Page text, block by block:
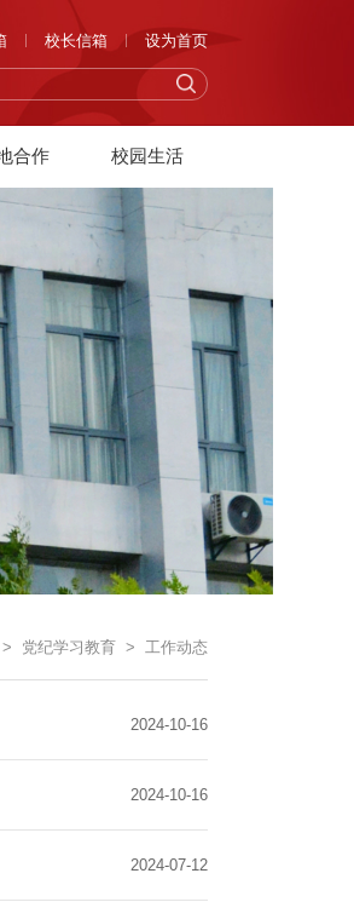
校长信箱 设为首页
合作 校园生活
> 党纪学习教育 >工作动态
2024-10-16
2024-10-16
2024-07-12